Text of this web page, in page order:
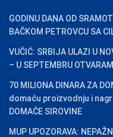
GODINU DANA OD
BAČKOM PETROVCU SA
VUČIĆ: SRBIJA ULAZI U
– U SEPTEMBRU
70 MILIONA DINARA ZA
domaću proizvodnju i
DOMAĆE SIROVINE
MUP UPOZORAVA: